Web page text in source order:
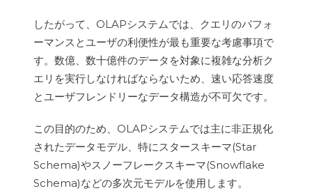
したがって、OLAPシステムでは、クエリのパフォ
ーマンスとユーザの利便性が最も重要な考慮事項で
す。数億、数十億件のデータを対象に複雑な分析ク
エリを実行しなければならないため、速い応答速度
とユーザフレンドリーなデータ構造が不可欠です。
この目的のため、OLAPシステムでは主に非正規化
されたデータモデル、特にスタースキーマ(Star
Schema)やスノーフレークスキーマ(Snowflake
Schema)などの多次元モデルを使用します。